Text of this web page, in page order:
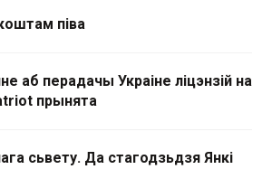
піва
аб перадачы Украіне ліцэнзій на
прынята
сьвету. Да стагодзьдзя Янкі